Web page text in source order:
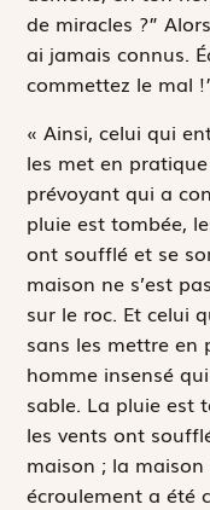
de miracles ?”
ai jamais connus.
commettez le mal
« Ainsi, celui qui
les met en
prévoyant qui a
pluie est tombée,
ont soufflé et se
maison ne s’est
sur le roc. Et celui
sans les mettre en
homme insensé
sable. La pluie est
les vents ont
maison ; la maison
écroulement a été